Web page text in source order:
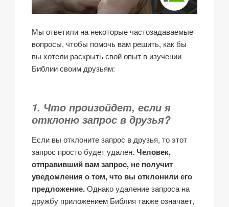
Мы ответили на некоторые частозадаваемые
вопросы, чтобы помочь вам решить, как бы
вы хотели раскрыть свой опыт в изучении
Библии своим друзьям:
1. Что произойдет, если я
отклоню запрос в друзья?
Если вы отклоните запрос в друзья, то этот
запрос просто будет удален. Человек,
отправивший вам запрос, не получит
уведомления о том, что вы отклонили его
предложение.Однако удаление запроса на
дружбу приложением Библия также означает,